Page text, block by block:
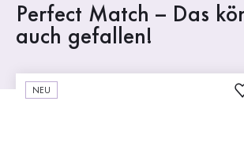
Perfect Match – Das
auch gefallen!
NEU